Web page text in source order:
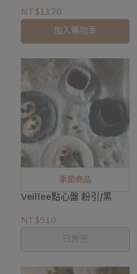
NT$1170
加入購物車
季節商品
Veillee點心盤 粉引/黑
NT$510
已售完